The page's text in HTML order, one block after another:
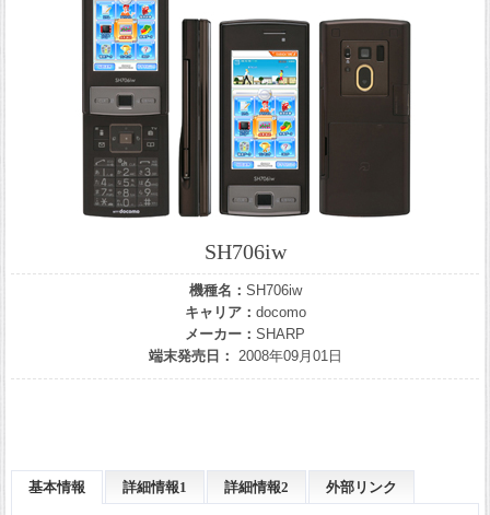
SH706iw
機種名： SH706iw
キャリア： docomo
メーカー： SHARP
端末発売日： 2008年09月01日
基本情報 詳細情報1 詳細情報2 外部リンク